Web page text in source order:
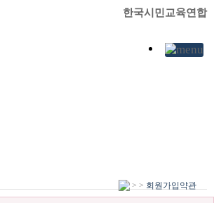
한국시민교육연합
> > 회원가입약관